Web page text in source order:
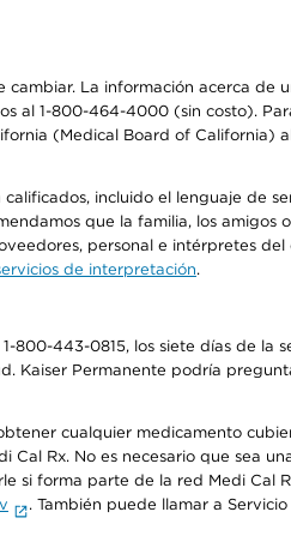
La información acerca de
al 1-800-464-4000 (sin costo).
(Medical Board of California)
incluido el lenguaje de
que la familia, los amigos
personal e intérpretes
de interpretación.
800-443-0815, los siete días de la
Kaiser Permanente podría
cualquier medicamento
Rx. No es necesario que sea
si forma parte de la red Medi Cal
. También puede llamar a